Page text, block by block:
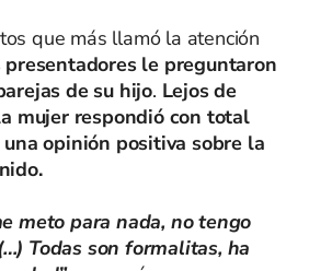
que más llamó la atención
le preguntaron
de su hijo. Lejos de
mujer respondió con total
opinión positiva sobre la
meto para nada, no tengo
Todas son formalitas, ha